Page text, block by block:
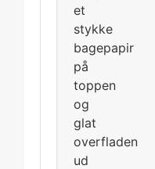
et
stykke
bagepapir
på
toppen
og
glat
overfladen
ud